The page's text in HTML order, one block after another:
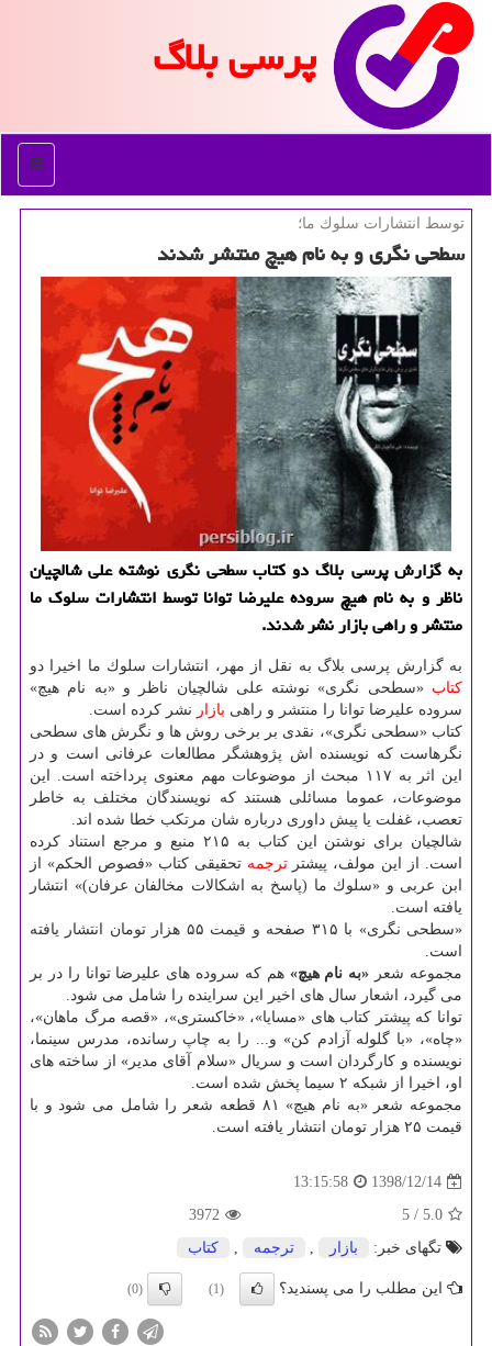
پرسی بلاگ
منو
توسط انتشارات سلوك ما؛
سطحی نگری و به نام هیچ منتشر شدند
به گزارش پرسی بلاگ دو كتاب سطحی نگری نوشته علی شالچیان
ناظر و به نام هیچ سروده علیرضا توانا توسط انتشارات سلوك ما
منتشر و راهی بازار نشر شدند.
به گزارش پرسی بلاگ به نقل از مهر، انتشارات سلوك ما اخیرا دو
كتاب «سطحی نگری» نوشته علی شالچیان ناظر و «به نام هیچ»
سروده علیرضا توانا را منتشر و راهی بازار نشر كرده است.
كتاب «سطحی نگری»، نقدی بر برخی روش ها و نگرش های سطحی
نگرهاست كه نویسنده اش پژوهشگر مطالعات عرفانی است و در
این اثر به ۱۱۷ مبحث از موضوعات مهم معنوی پرداخته است. این
موضوعات، عموما مسائلی هستند كه نویسندگان مختلف به خاطر
تعصب، غفلت یا پیش داوری درباره شان مرتكب خطا شده اند.
شالچیان برای نوشتن این كتاب به ۲۱۵ منبع و مرجع استناد كرده
است. از این مولف، پیشترترجمه تحقیقی كتاب «فصوص الحكم» از
ابن عربی و «سلوك ما (پاسخ به اشكالات مخالفان عرفان)» انتشار
یافته است.
«سطحی نگری» با ۳۱۵ صفحه و قیمت ۵۵ هزار تومان انتشار یافته
است.
مجموعه شعر «به نام هیچ» هم كه سروده های علیرضا توانا را در بر
می گیرد، اشعار سال های اخیر این سراینده را شامل می شود.
توانا كه پیشتر كتاب های «مسایا»، «خاكستری»، «قصه مرگ ماهان»،
«چاه»، «با گلوله آزادم كن» و... را به چاپ رسانده، مدرس سینما،
نویسنده و كارگردان است و سریال «سلام آقای مدیر» از ساخته های
او، اخیرا از شبكه ۲ سیما پخش شده است.
مجموعه شعر «به نام هیچ» ۸۱ قطعه شعر را شامل می شود و با
قیمت ۲۵ هزار تومان انتشار یافته است.
1398/12/14
13:15:58
5.0
/ 5
3972
تگهای خبر:
بازار , ترجمه , كتاب
این مطلب را می پسندید؟ (1)
(0)